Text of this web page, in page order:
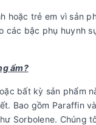
hoặc trẻ em vì sản
bậc phụ huynh
ẩm?
bất kỳ sản phẩm
Bao gồm Paraffin
Sorbolene. Chúng